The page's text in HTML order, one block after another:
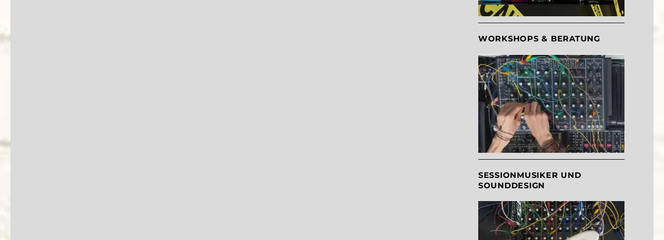
WORKSHOPS & BERATUNG
SESSIONMUSIKER UND
SOUNDDESIGN